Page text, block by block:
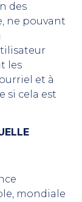
des
ne pouvant
les
et à
si cela est
mondiale